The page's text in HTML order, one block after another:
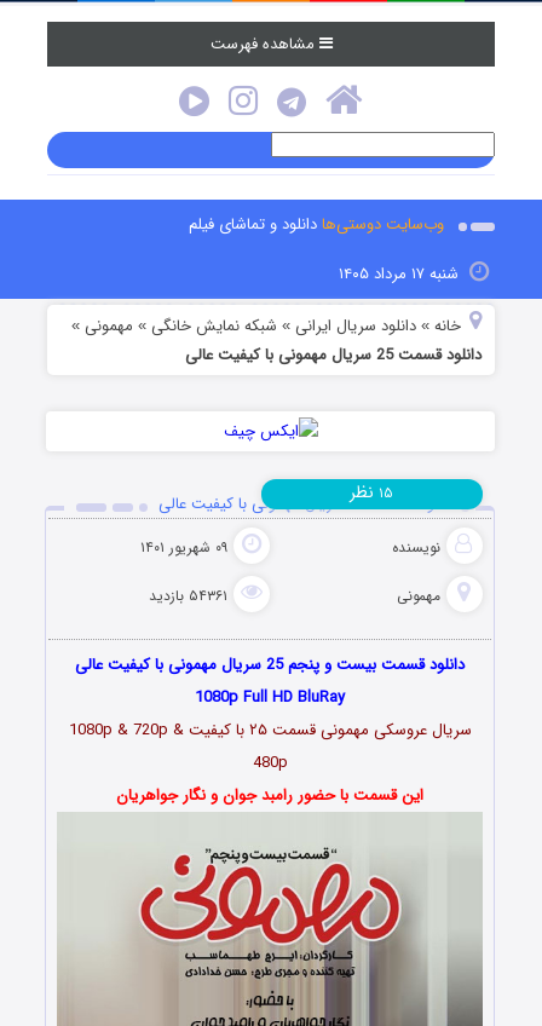
مشاهده فهرست
وب‌سایت دوستی‌هادانلود و تماشای فیلم
شنبه ۱۷ مرداد ۱۴۰۵
خانه »دانلود سریال ایرانی » شبکه نمایش خانگی » مهمونی »
دانلود قسمت 25 سریال مهمونی با کیفیت عالی
دانلود قسمت 25 سریال مهمونی با کیفیت عالی
نویسنده ۰۹ شهریور ۱۴۰۱
مهمونی ۵۴۳۶۱ بازدید
۱۵ نظر
دانلود قسمت بیست و پنجم 25 سریال مهمونی با کیفیت عالی
1080p Full HD BluRay
سریال عروسکی مهمونی قسمت۲۵
با کیفیت 1080p & 720p &
480p
این قسمت با حضور رامبد جوان و نگار جواهریان